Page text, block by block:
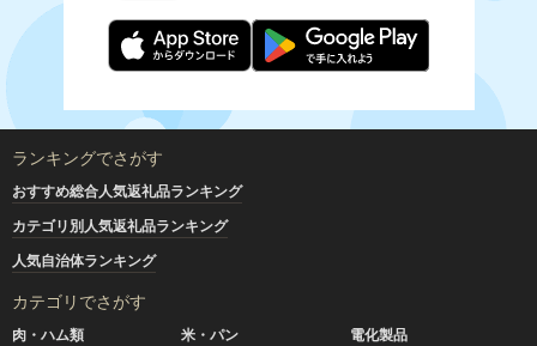
ランキングでさがす
おすすめ総合人気返礼品ランキング
カテゴリ別人気返礼品ランキング
人気自治体ランキング
カテゴリでさがす
肉・ハム類 米・パン
電化製品